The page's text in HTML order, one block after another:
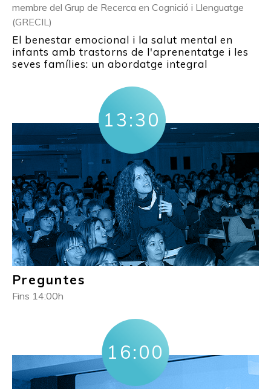
membre del Grup de Recerca en Cognició i Llenguatge
(GRECIL)
El benestar emocional i la salut mental en
infants amb trastorns de l'aprenentatge i les
seves famílies: un abordatge integral
Preguntes
Fins 14:00h
13:30
16:00